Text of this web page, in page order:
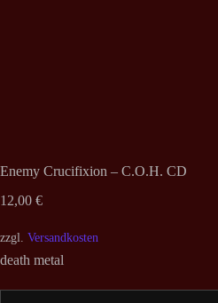
Enemy Crucifixion – C.O.H. CD
12,00 €
zzgl. Versandkosten
death metal